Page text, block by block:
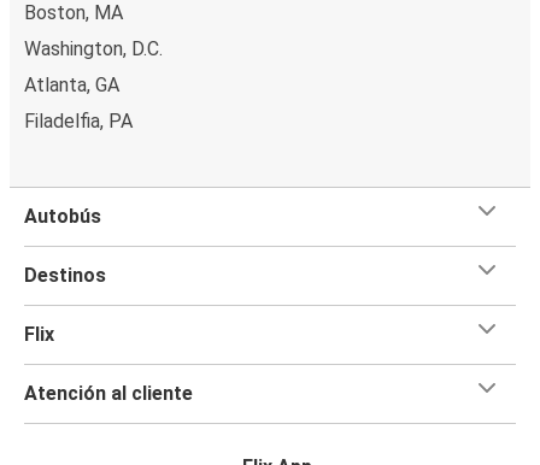
Boston, MA
Washington, D.C.
Atlanta, GA
Filadelfia, PA
Autobús
Destinos
Flix
Atención al cliente